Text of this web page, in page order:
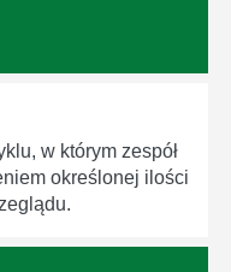
w którym zespół
określonej ilości